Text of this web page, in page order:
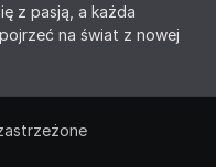
z pasją, a każda
na świat z nowej